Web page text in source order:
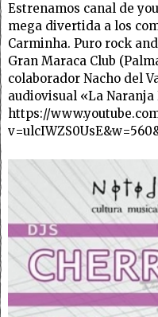
Estrenamos canal de
mega divertida a los
Carminha. Puro rock
Gran Maraca Club
colaborador Nacho del
audiovisual «La Naranja
https://